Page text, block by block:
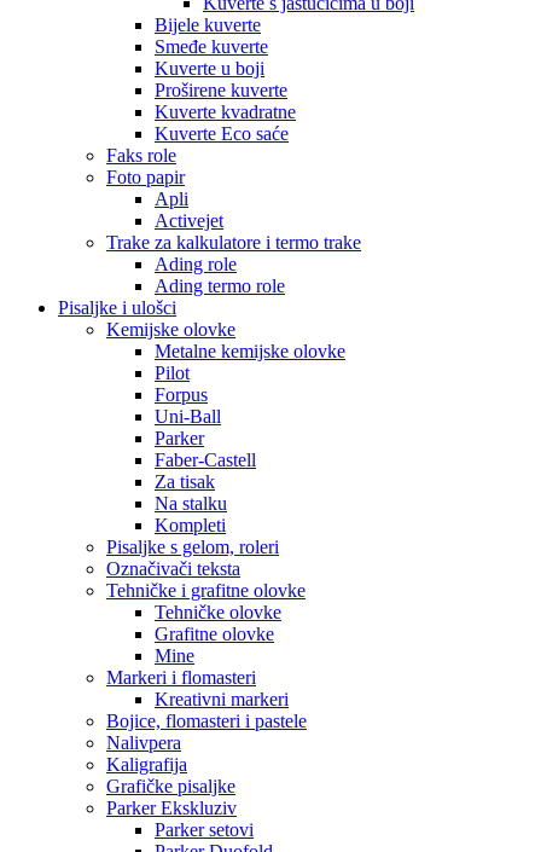
Bijele kuverte
Smeđe kuverte
Kuverte u boji
Proširene kuverte
Kuverte kvadratne
Kuverte Eco saće
Faks role
Foto papir
Apli
Activejet
Trake za kalkulatore i termo trake
Ading role
Ading termo role
Pisaljke i ulošci
Kemijske olovke
Metalne kemijske olovke
Pilot
Forpus
Uni-Ball
Parker
Faber-Castell
Za tisak
Na stalku
Kompleti
Pisaljke s gelom, roleri
Označivači teksta
Tehničke i grafitne olovke
Tehničke olovke
Grafitne olovke
Mine
Markeri i flomasteri
Kreativni markeri
Bojice, flomasteri i pastele
Nalivpera
Kaligrafija
Grafičke pisaljke
Parker Ekskluziv
Parker setovi